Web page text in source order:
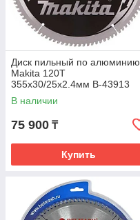
Диск пильный по алюминию
Makita 120T
355x30/25x2.4мм B-43913
В наличии
75 900 ₸
Купить